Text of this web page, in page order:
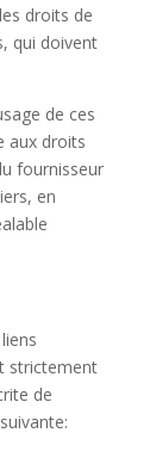
droits de
qui doivent
de ces
aux droits
fournisseur
en
strictement
de